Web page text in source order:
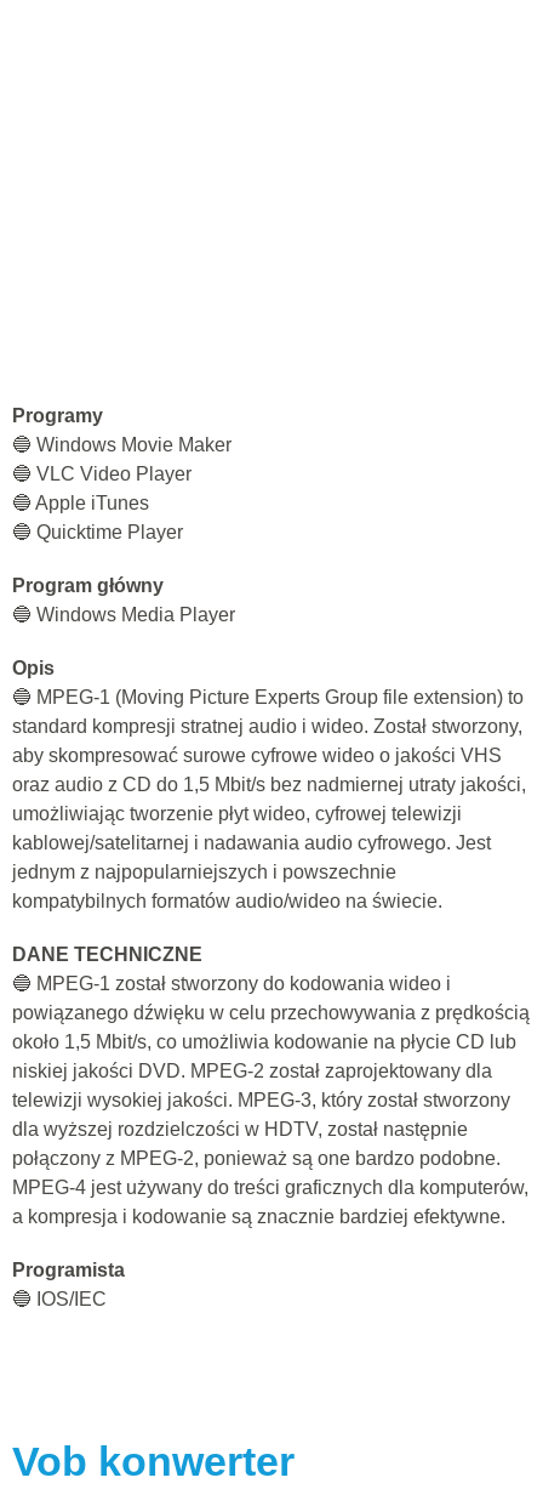
Programy
🔵 Windows Movie Maker
🔵 VLC Video Player
🔵 Apple iTunes
🔵 Quicktime Player
Program główny
🔵 Windows Media Player
Opis
🔵 MPEG-1 (Moving Picture Experts Group file extension) to
standard kompresji stratnej audio i wideo. Został stworzony,
aby skompresować surowe cyfrowe wideo o jakości VHS
oraz audio z CD do 1,5 Mbit/s bez nadmiernej utraty jakości,
umożliwiając tworzenie płyt wideo, cyfrowej telewizji
kablowej/satelitarnej i nadawania audio cyfrowego. Jest
jednym z najpopularniejszych i powszechnie
kompatybilnych formatów audio/wideo na świecie.
DANE TECHNICZNE
🔵 MPEG-1 został stworzony do kodowania wideo i
powiązanego dźwięku w celu przechowywania z prędkością
około 1,5 Mbit/s, co umożliwia kodowanie na płycie CD lub
niskiej jakości DVD. MPEG-2 został zaprojektowany dla
telewizji wysokiej jakości. MPEG-3, który został stworzony
dla wyższej rozdzielczości w HDTV, został następnie
połączony z MPEG-2, ponieważ są one bardzo podobne.
MPEG-4 jest używany do treści graficznych dla komputerów,
a kompresja i kodowanie są znacznie bardziej efektywne.
Programista
🔵 IOS/IEC
Vob konwerter